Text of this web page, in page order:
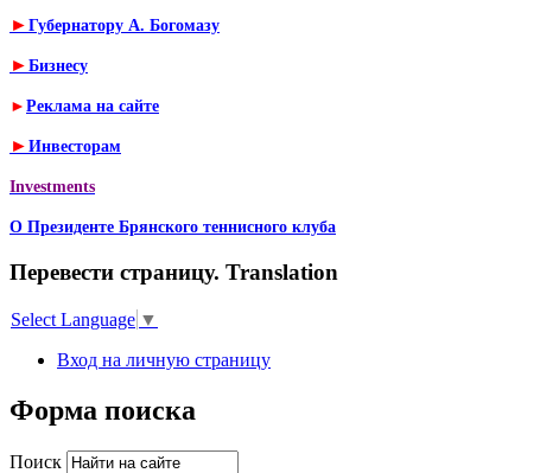
► Губернатору А. Богомазу
► Бизнесу
► Реклама на сайте
► Инвесторам
Investments
О Президенте Брянского теннисного клуба
Перевести страницу. Translation
Select Language ▼
Вход на личную страницу
Форма поиска
Поиск